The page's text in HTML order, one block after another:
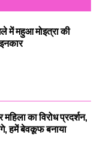
में महुआ मोइत्रा की
का विरोध प्रदर्शन,
हमें बेवकूफ बनाया